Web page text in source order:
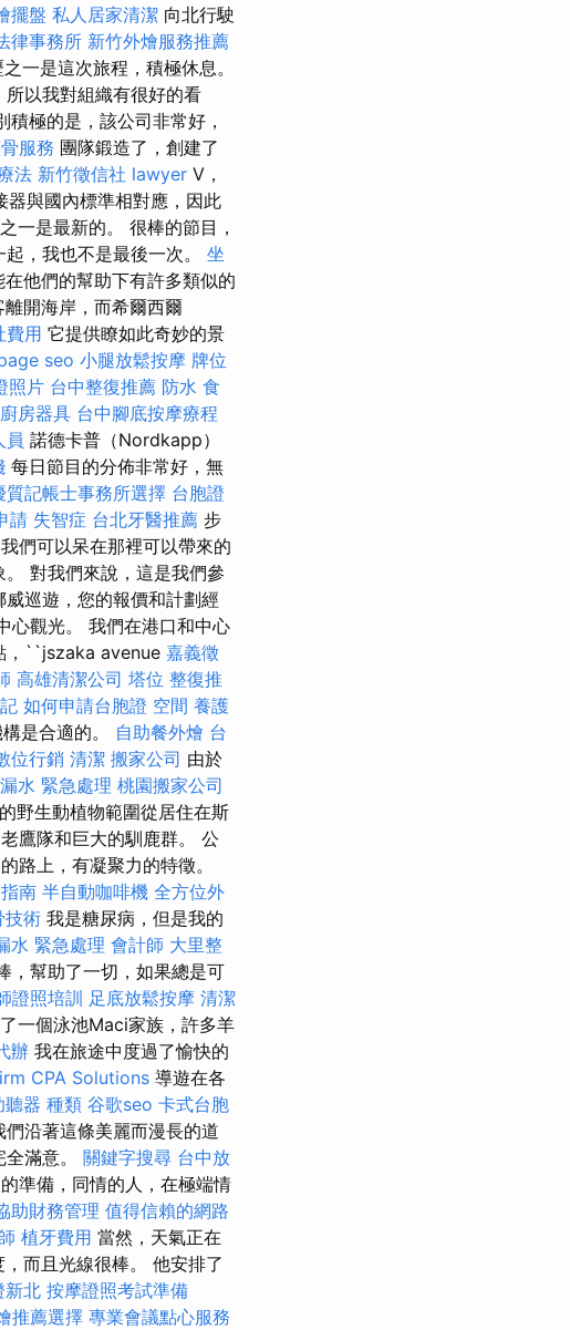
擺盤 私人居家清潔 向北行駛
律事務所 新竹外燴服務推薦
一是這次旅程，積極休息。
以我對組織有很好的看
積極的是，該公司非常好，
服務 團隊鍛造了，創建了
法 新竹徵信社 lawyer V，
器與國內標準相對應，因此
一是最新的。 很棒的節目，
，我也不是最後一次。 坐
他們的幫助下有許多類似的
開海岸，而希爾西爾
費用 它提供瞭如此奇妙的景
seo 小腿放鬆按摩 牌位
照片 台中整復推薦 防水 食
廚房器具 台中腳底按摩療程
員 諾德卡普（Nordkapp）
每日節目的分佈非常好，無
質記帳士事務所選擇 台胞證
請 失智症 台北牙醫推薦 步
們可以呆在那裡可以帶來的
對我們來說，這是我們參
巡遊，您的報價和計劃經
心觀光。 我們在港口和中心
，``jszaka avenue 嘉義徵
高雄清潔公司 塔位 整復推
如何申請台胞證 空間 養護
是合適的。 自助餐外燴 台
位行銷 清潔 搬家公司 由於
水 緊急處理 桃園搬家公司
野生動植物範圍從居住在斯
鷹隊和巨大的馴鹿群。 公
路上，有凝聚力的特徵。
南 半自動咖啡機 全方位外
技術 我是糖尿病，但是我的
水 緊急處理 會計師 大里整
，幫助了一切，如果總是可
證照培訓 足底放鬆按摩 清潔
一個泳池Maci家族，許多羊
辦 我在旅途中度過了愉快的
CPA Solutions 導遊在各
聽器 種類 谷歌seo 卡式台胞
沿著這條美麗而漫長的道
滿意。 關鍵字搜尋 台中放
準備，同情的人，在極端情
助財務管理 值得信賴的網路
植牙費用 當然，天氣正在
而且光線很棒。 他安排了
新北 按摩證照考試準備
推薦選擇 專業會議點心服務